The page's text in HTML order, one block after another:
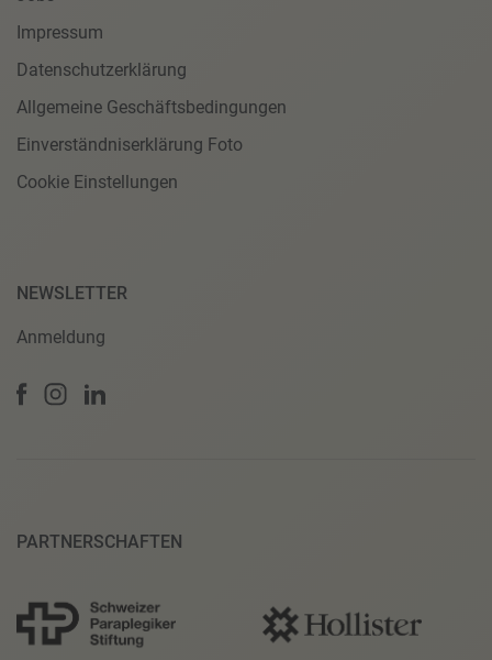
Impressum
Datenschutzerklärung
Allgemeine Geschäftsbedingungen
Einverständniserklärung Foto
Cookie Einstellungen
NEWSLETTER
Anmeldung
PARTNERSCHAFTEN